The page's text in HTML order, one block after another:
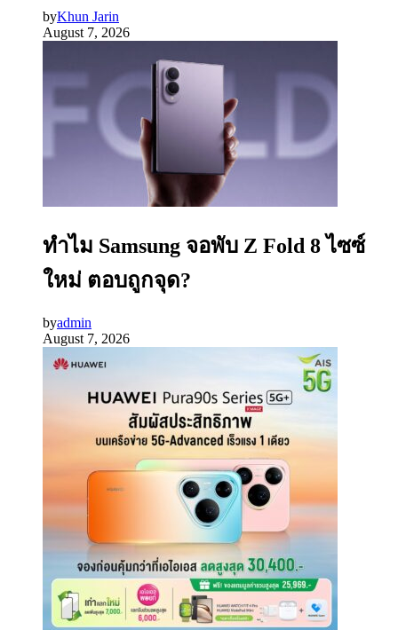
byKhun Jarin
August 7, 2026
ทำไม Samsung จอพับ Z Fold 8 ไซซ์
ใหม่ ตอบถูกจุด?
byadmin
August 7, 2026